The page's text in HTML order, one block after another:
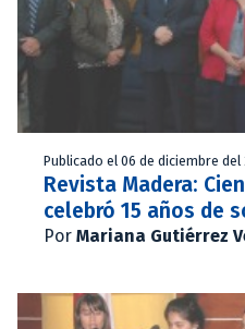
Publicado el 06 de diciembre del
Revista Madera:
celebró 15 años de
Por Mariana Gutiérrez